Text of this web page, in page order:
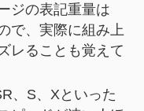
ジの表記重量は
で、実際に組み上
レることも覚えて
、S、Xといった